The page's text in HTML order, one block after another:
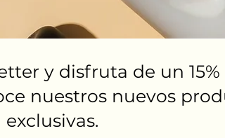
y disfruta de un
nuestros nuevos
exclusivas.